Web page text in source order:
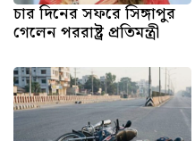
চার দিনের সফরে সিঙ্গাপুর
গেলেন পররাষ্ট্র প্রতিমন্ত্রী